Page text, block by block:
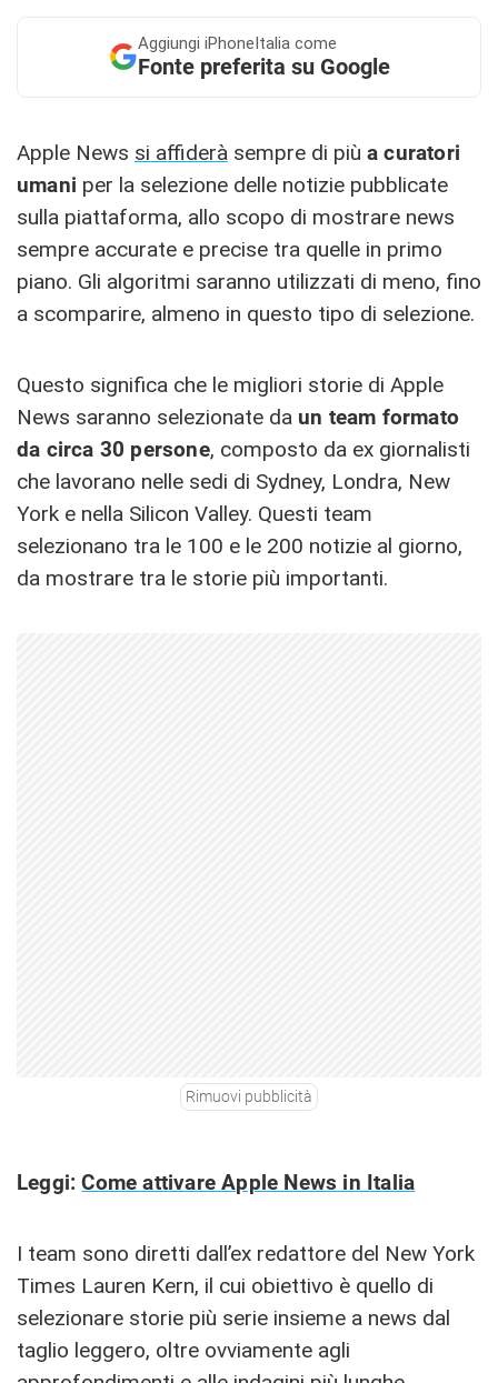
Aggiungi iPhoneItalia come
Fonte preferita su Google
Apple News si affiderà sempre di più a curatori
umani per la selezione delle notizie pubblicate
sulla piattaforma, allo scopo di mostrare news
sempre accurate e precise tra quelle in primo
piano. Gli algoritmi saranno utilizzati di meno, fino
a scomparire, almeno in questo tipo di selezione.
Questo significa che le migliori storie di Apple
News saranno selezionate da un team formato
da circa 30 persone, composto da ex giornalisti
che lavorano nelle sedi di Sydney, Londra, New
York e nella Silicon Valley. Questi team
selezionano tra le 100 e le 200 notizie al giorno,
da mostrare tra le storie più importanti.
Rimuovi pubblicità
Leggi:Come attivare Apple News in Italia
I team sono diretti dall’ex redattore del New York
Times Lauren Kern, il cui obiettivo è quello di
selezionare storie più serie insieme a news dal
taglio leggero, oltre ovviamente agli